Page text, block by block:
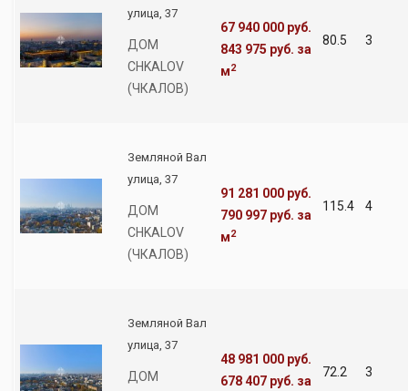
улица, 37
ДОМ
CHKALOV
(ЧКАЛОВ)
67 940 000 руб.
843 975 руб. за
м2
80.5 3
Земляной Вал
улица, 37
ДОМ
CHKALOV
(ЧКАЛОВ)
91 281 000 руб.
790 997 руб. за
м2
115.4 4
Земляной Вал
улица, 37
ДОМ
48 981 000 руб.
678 407 руб. за
72.2 3